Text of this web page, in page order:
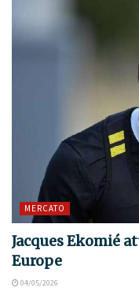
MERCATO
Jacques Ekomié
Europe
04/05/2026